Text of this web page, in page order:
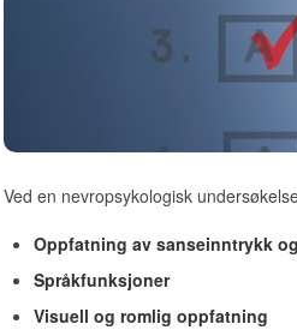
Ved en nevropsykologisk
Oppfatning av sanseinntrykk
Språkfunksjoner
Visuell og romlig oppfatning